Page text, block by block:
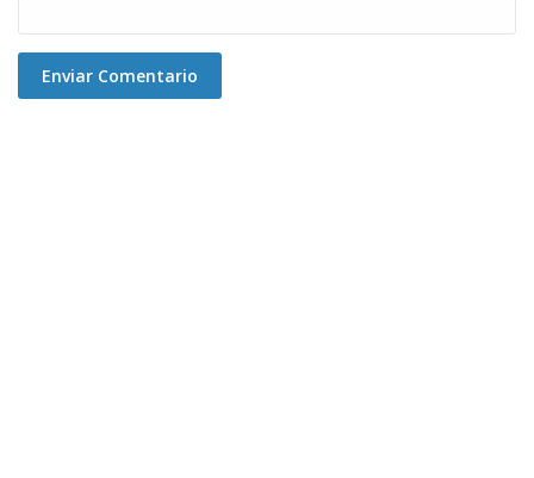
Enviar Comentario